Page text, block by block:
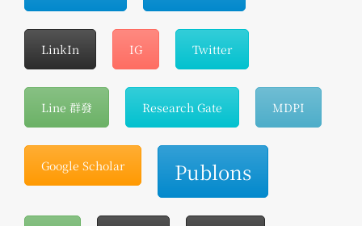
LinkIn IG Twitter
Line 群發 Research Gate MDPI
Google Scholar Publons